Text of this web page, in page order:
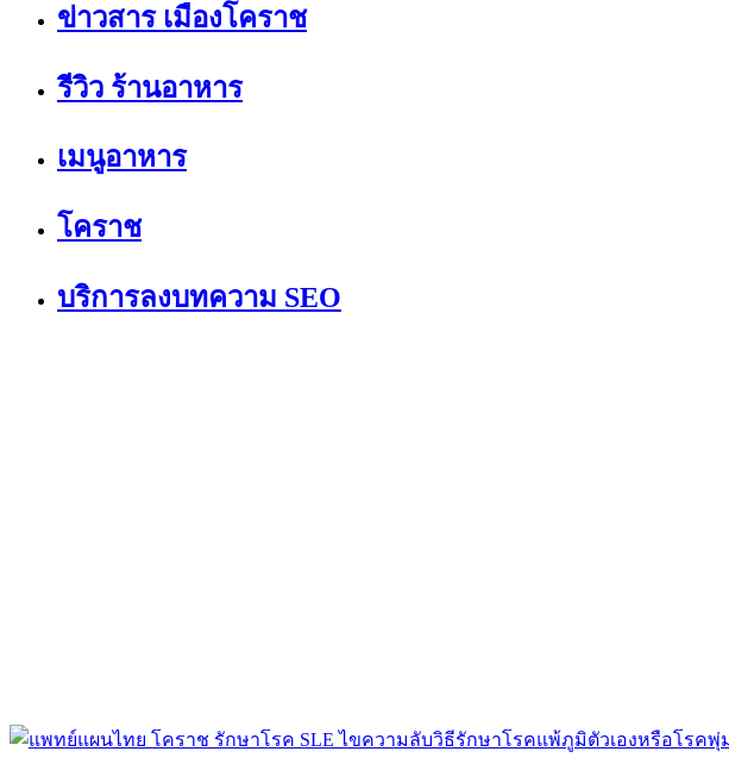
ข่าวสาร เมืองโคราช
รีวิว ร้านอาหาร
เมนูอาหาร
โคราช
บริการลงบทความ SEO